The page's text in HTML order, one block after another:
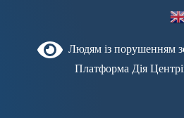
Людям із порушенням
Платформа Дія